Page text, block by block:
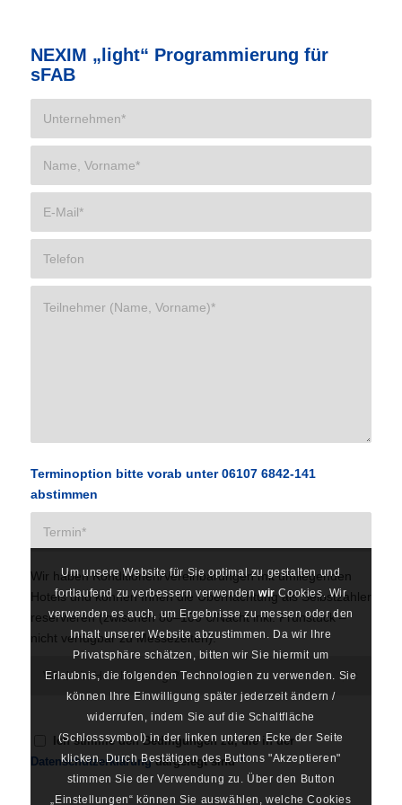
NEXIM „light“ Programmierung für
sFAB
Terminoption bitte vorab unter 06107 6842-141
abstimmen
Wir haben Konditionen/Vereinbarungen mit umliegenden
Hotels und können Ihnen die Übernachtung als Selbstzahler
reservieren (zwischen 80–100 €/Nacht inkl. Frühstück –
nicht verfügbar zu Messezeiten).
Ich stimme den Bedingungen zu, die in der
Datenschutzerklärungdargelegt sind*
Um unsere Website für Sie optimal zu gestalten und
fortlaufend zu verbessern verwendenwirCookies. Wir
verwenden es auch, um Ergebnisse zu messen oder den
Inhalt unserer Website abzustimmen. Da wir Ihre
Privatsphäre schätzen, bitten wir Sie hiermit um
Erlaubnis, die folgenden Technologien zu verwenden. Sie
können Ihre Einwilligung später jederzeit ändern /
widerrufen, indem Sie auf die Schaltfläche
(Schlosssymbol) in der linken unteren Ecke der Seite
klicken. Durch Bestätigen des Buttons "Akzeptieren"
stimmen Sie der Verwendung zu. Über den Button
„Einstellungen“ können Sie auswählen, welche Cookies